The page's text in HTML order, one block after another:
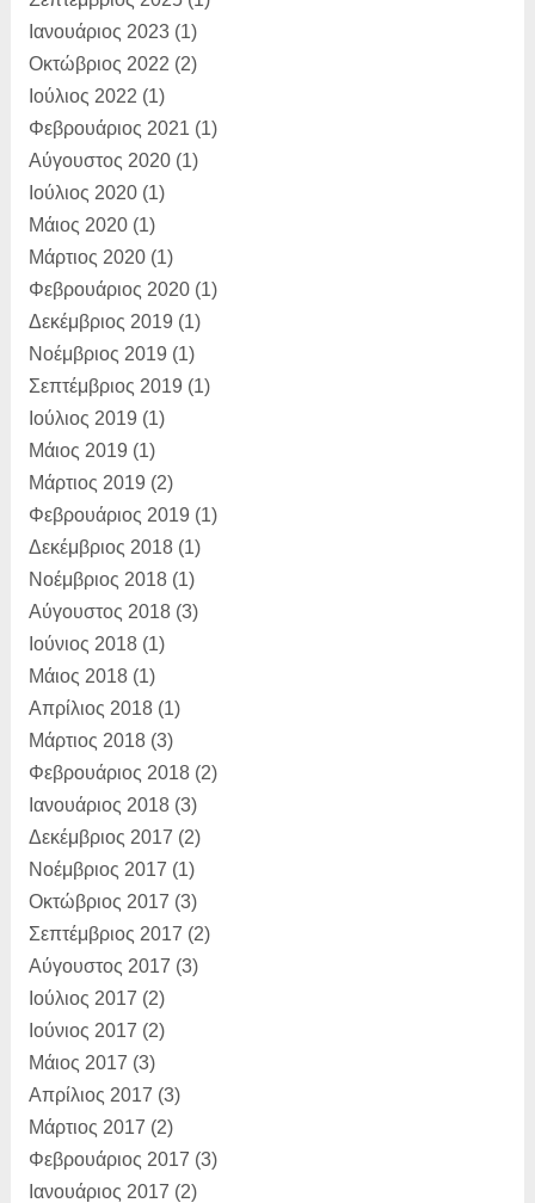
Dimitris Bertzeletos:
Παραλιώτη, σε διαβ�...
Ιανουάριος 2023(1)
Οκτώβριος 2022 (2)
Ιούλιος 2022 (1)
Φεβρουάριος 2021 (1)
Αύγουστος 2020(1)
Ιούλιος 2020(1)
Μάιος 2020(1)
Μάρτιος 2020(1)
Φεβρουάριος 2020(1)
Δεκέμβριος 2019 (1)
Νοέμβριος 2019 (1)
Σεπτέμβριος 2019 (1)
Ιούλιος 2019 (1)
Μάιος 2019 (1)
Μάρτιος 2019 (2)
Φεβρουάριος 2019 (1)
Δεκέμβριος 2018(1)
Νοέμβριος 2018(1)
Αύγουστος 2018(3)
Ιούνιος 2018(1)
Μάιος 2018(1)
Απρίλιος 2018(1)
Μάρτιος 2018(3)
Φεβρουάριος 2018(2)
Ιανουάριος 2018(3)
Δεκέμβριος 2017 (2)
Νοέμβριος 2017 (1)
Οκτώβριος 2017 (3)
Σεπτέμβριος 2017 (2)
Αύγουστος 2017 (3)
Ιούλιος 2017 (2)
Ιούνιος 2017 (2)
Μάιος 2017 (3)
Απρίλιος 2017 (3)
Μάρτιος 2017 (2)
Φεβρουάριος 2017 (3)
Ιανουάριος 2017 (2)